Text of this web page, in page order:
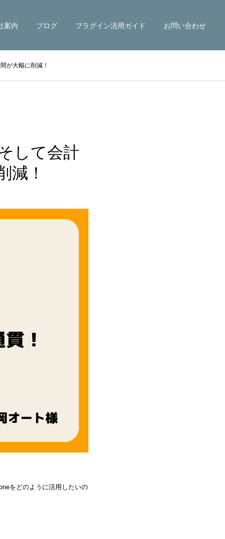
案内 ブログ プラグイン活用ガイド お問い合わせ
が大幅に削減！
して会計
減！
をどのように活用したいの